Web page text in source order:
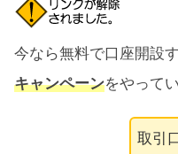
今なら無料で口座開設
キャンペーンをやって
取引